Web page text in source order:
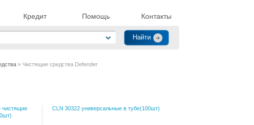
Кредит Помощь Контакты
» Чистящие средства Defender
чистящие
CLN 30322 универсальные в тубе(100шт)